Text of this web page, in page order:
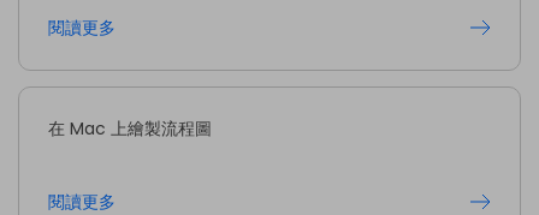
閱讀更多
在 Mac 上繪製流程圖
閱讀更多